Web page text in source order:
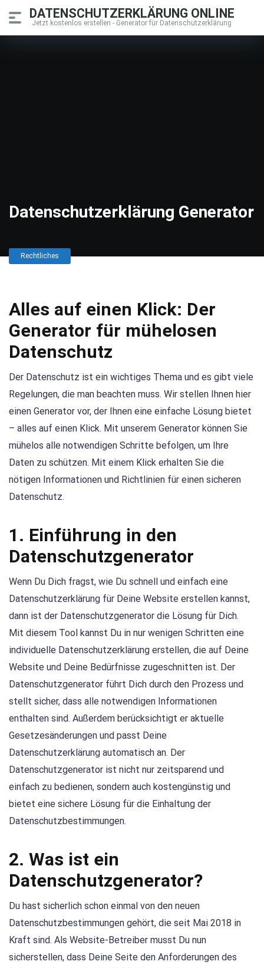
DATENSCHUTZERKLÄRUNG ONLINE
Jetzt kostenlos erstellen - Generator für Datenschutzerklärung
Datenschutzerklärung Generator
Rechtliches
Alles auf einen Klick: Der
Generator für mühelosen
Datenschutz
Der Datenschutz ist ein wichtiges Thema und es gibt viele
Regelungen, die man beachten muss. Wir stellen Ihnen hier
einen Generator vor, der Ihnen eine einfache Lösung bietet
– alles auf einen Klick. Mit unserem Generator können Sie
mühelos alle notwendigen Schritte befolgen, um Ihre
Daten zu schützen. Mit einem Klick erhalten Sie die
nötigen Informationen und Richtlinien für einen sicheren
Datenschutz.
1. Einführung in den
Datenschutzgenerator
Wenn Du Dich fragst, wie Du schnell und einfach eine
Datenschutzerklärung für Deine Website erstellen kannst,
dann ist der Datenschutzgenerator die Lösung für Dich.
Mit diesem Tool kannst Du in nur wenigen Schritten eine
individuelle Datenschutzerklärung erstellen, die auf Deine
Website und Deine Bedürfnisse zugeschnitten ist. Der
Datenschutzgenerator führt Dich durch den Prozess und
stellt sicher, dass alle notwendigen Informationen
enthalten sind. Außerdem berücksichtigt er aktuelle
Gesetzesänderungen und passt Deine
Datenschutzerklärung automatisch an. Der
Datenschutzgenerator ist nicht nur zeitsparend und
einfach zu bedienen, sondern auch kostengünstig und
bietet eine sichere Lösung für die Einhaltung der
Datenschutzbestimmungen.
2. Was ist ein
Datenschutzgenerator?
Du hast sicherlich schon einmal von den neuen
Datenschutzbestimmungen gehört, die seit Mai 2018 in
Kraft sind. Als Website-Betreiber musst Du nun
sicherstellen, dass Deine Seite den Anforderungen des